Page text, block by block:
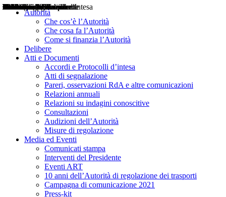
Autorità
Che cos’è l’Autorità
Che cosa fa l’Autorità
Come si finanzia l’Autorità
Delibere
Atti e Documenti
Accordi e Protocolli d’intesa
Atti di segnalazione
Pareri, osservazioni RdA e altre comunicazioni
Relazioni annuali
Relazioni su indagini conoscitive
Consultazioni
Audizioni dell’Autorità
Misure di regolazione
Media ed Eventi
Comunicati stampa
Interventi del Presidente
Eventi ART
10 anni dell’Autorità di regolazione dei trasporti
Campagna di comunicazione 2021
Press-kit
Delibere
Pareri
Consultazioni
Audizioni
Atti di Segnalazione
Accordi e Protocolli d'Intesa
Relazioni annuali
Misure di regolazione
Notizie
Comunicati Stampa
Bollettini ART
Convegni ART
Interviste del Presidente
Articoli in primo piano
Interventi del Presidente
2004
2005
2010
2013
2014
2015
2016
2017
2018
2019
202
2020
2021
2022
2023
2024
2025
2026
Aereo
Marittimo
Terrestre